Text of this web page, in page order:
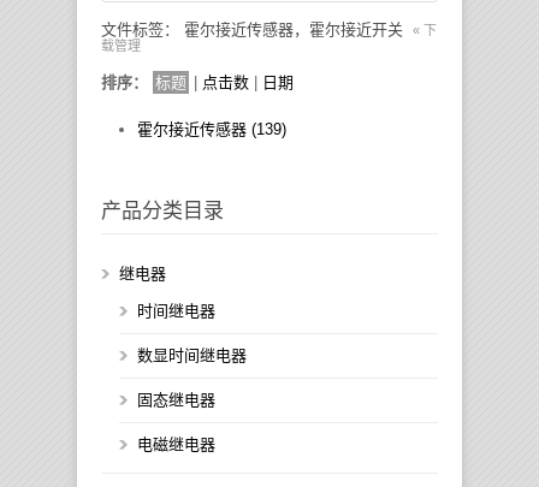
文件标签： 霍尔接近传感器，霍尔接近开关
« 下
载管理
排序： 标题 点击数 日期
霍尔接近传感器 (139)
产品分类目录
继电器
时间继电器
数显时间继电器
固态继电器
电磁继电器